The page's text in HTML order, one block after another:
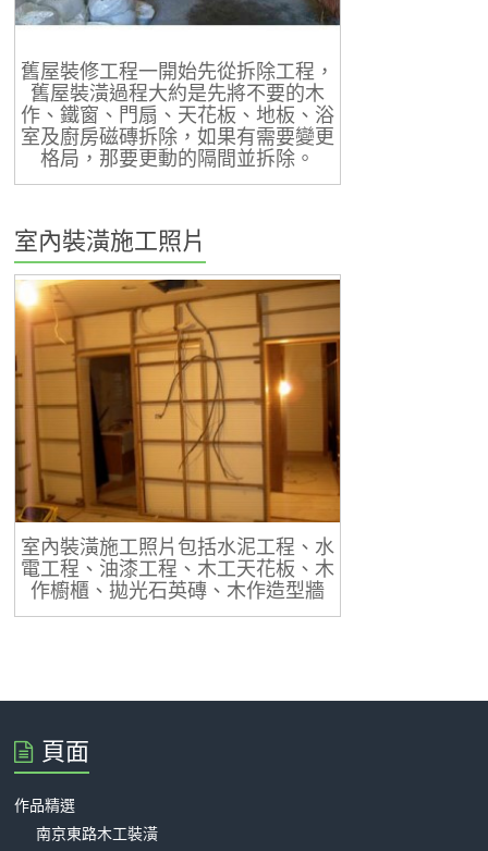
舊屋裝修工程一開始先從拆除工程，
舊屋裝潢過程大約是先將不要的木
作、鐵窗、門扇、天花板、地板、浴
室及廚房磁磚拆除，如果有需要變更
格局，那要更動的隔間並拆除。
室內裝潢施工照片
室內裝潢施工照片包括水泥工程、水
電工程、油漆工程、木工天花板、木
作櫥櫃、拋光石英磚、木作造型牆
頁面
作品精選
南京東路木工裝潢